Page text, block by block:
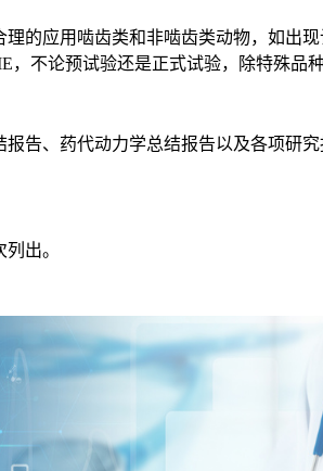
应用啮齿类和非啮齿类动物，如出
不论预试验还是正式试验，除特殊品
、药代动力学总结报告以及各项研
出。